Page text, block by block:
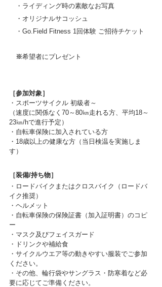
・ライディング時の素敵なお写真
・オリジナルサコッシュ
・Go.Field Fitness 1回体験 ご招待チケット
※希望者にプレゼント
［参加対象］
・スポーツサイクル 初級者～
（速度に関係なく70～80㎞走れる方、平均18～
23㎞/hで進行予定）
・自転車保険に加入されている方
・18歳以上の健康な方（当日検温を実施しま
す）
［装備/持ち物］
・ロードバイクまたはクロスバイク（ロードバ
イク推奨）
・ヘルメット
・自転車保険の保険証書（加入証明書）のコピ
ー
・マスク及びフェイスガード
・ドリンクや補給食
・サイクルウエア等の動きやすい服装でご参加
ください。
・その他、輪行袋やサングラス・防寒着など必
要に応じてご準備ください。